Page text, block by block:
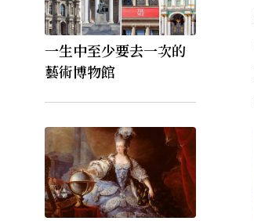
一生中至少要去一次的
藝術博物館